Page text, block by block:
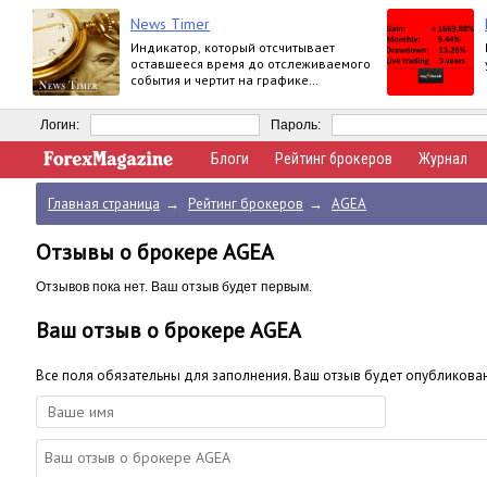
News Timer
Индикатор, который отсчитывает
оставшееся время до отслеживаемого
события и чертит на графике
событие произойдет.
Логин: Пароль:
Блоги Рейтинг брокеров Журнал
Главная страница → Рейтинг брокеров → AGEA
Отзывы о брокере AGEA
Отзывов пока нет. Ваш отзыв будет первым.
Ваш отзыв о брокере AGEA
Все поля обязательны для заполнения. Ваш отзыв будет